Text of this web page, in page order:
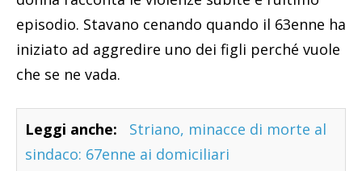
episodio. Stavano cenando quando il 63enne ha
iniziato ad aggredire uno dei figli perché vuole
che se ne vada.
Leggi anche:
Striano, minacce di morte al
sindaco: 67enne ai domiciliari